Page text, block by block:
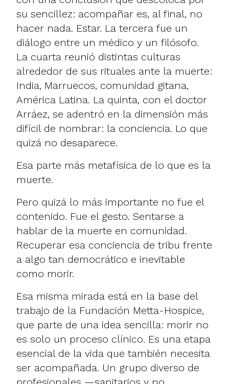
su sencillez: acompañar es, al final, no
hacer nada. Estar. La tercera fue un
diálogo entre un médico y un filósofo.
La cuarta reunió distintas culturas
alrededor de sus rituales ante la muerte:
India, Marruecos, comunidad gitana,
América Latina. La quinta, con el doctor
Arráez, se adentró en la dimensión más
difícil de nombrar: la conciencia. Lo que
quizá no desaparece.
Esa parte más metafísica de lo que es la
muerte.
Pero quizá lo más importante no fue el
contenido. Fue el gesto. Sentarse a
hablar de la muerte en comunidad.
Recuperar esa conciencia de tribu frente
a algo tan democrático e inevitable
como morir.
Esa misma mirada está en la base del
trabajo de la Fundación Metta-Hospice,
que parte de una idea sencilla: morir no
es solo un proceso clínico. Es una etapa
esencial de la vida que también necesita
ser acompañada. Un grupo diverso de